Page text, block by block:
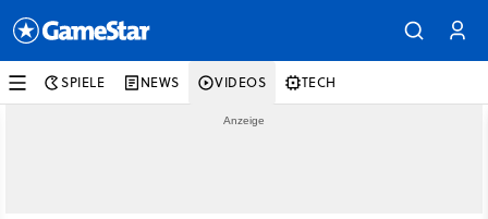
SPIELE NEWS VIDEOS TECH